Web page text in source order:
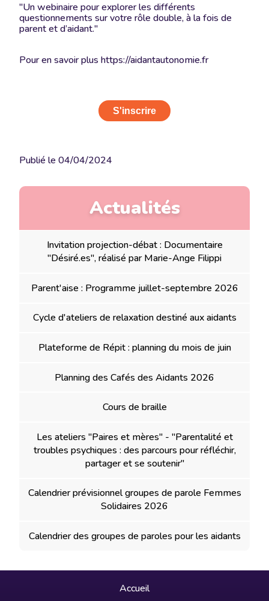
Actualités
Invitation projection-débat : Documentaire
"Désiré.es", réalisé par Marie-Ange Filippi
Parent'aise : Programme juillet-septembre 2026
Cycle d'ateliers de relaxation destiné aux aidants
Plateforme de Répit : planning du mois de juin
Planning des Cafés des Aidants 2026
Cours de braille
Les ateliers "Paires et mères" - "Parentalité et
troubles psychiques : des parcours pour réfléchir,
partager et se soutenir"
Calendrier prévisionnel groupes de parole Femmes
Solidaires 2026
Calendrier des groupes de paroles pour les aidants
"Un webinaire pour explorer les différents
questionnements sur votre rôle double, à la fois de
parent et d’aidant."
Pour en savoir plus https://aidantautonomie.fr
S'inscrire
Publié le 04/04/2024
Accueil